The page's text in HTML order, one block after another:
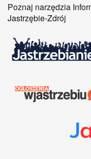
Poznaj narzędzia
Jastrzębie-Zdrój